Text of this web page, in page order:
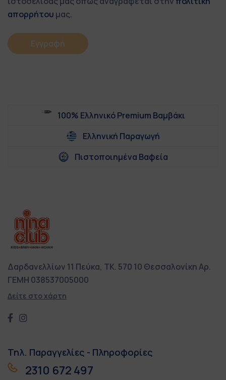
απορρήτου μας.
Εγγραφή
100% Ελληνικό Premium Βαμβάκι
Ελληνική Παραγωγή
Πιστοποιημένα Βαφεία
Δαρδανελλίων 11 Πεύκα, ΤΚ. 570 10 ΘεσσαλονίκηΑρ.
ΓΕΜΗ 038537005000
Δείτε στο χάρτη
Τηλ. Παραγγελίες - Πληροφορίες
2310 672 497